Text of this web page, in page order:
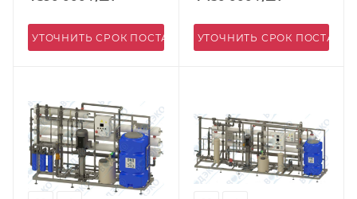
УТОЧНИТЬ СРОК ПОСТАВКИ УТОЧНИТЬ СРОК